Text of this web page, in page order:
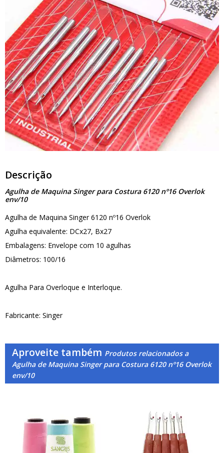
Descrição
Agulha de Maquina Singer para Costura 6120 nº16 Overlok
env/10
Agulha de Maquina Singer 6120 nº16 Overlok
Agulha equivalente: DCx27, Bx27
Embalagens: Envelope com 10 agulhas
Diâmetros: 100/16
Agulha Para Overloque e Interloque.
Fabricante: Singer
Aproveite também Produtos relacionados a
Agulha de Maquina Singer para Costura 6120 nº16 Overlok
env/10